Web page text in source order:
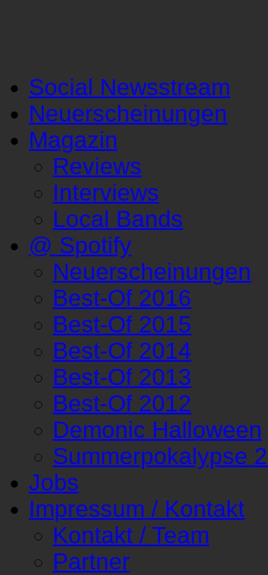
Social Newsstream
Neuerscheinungen
Magazin
Reviews
Interviews
Local Bands
@ Spotify
Neuerscheinungen
Best-Of 2016
Best-Of 2015
Best-Of 2014
Best-Of 2013
Best-Of 2012
Demonic Halloween
Summerpokalypse
Jobs
Impressum / Kontakt
Kontakt / Team
Partner